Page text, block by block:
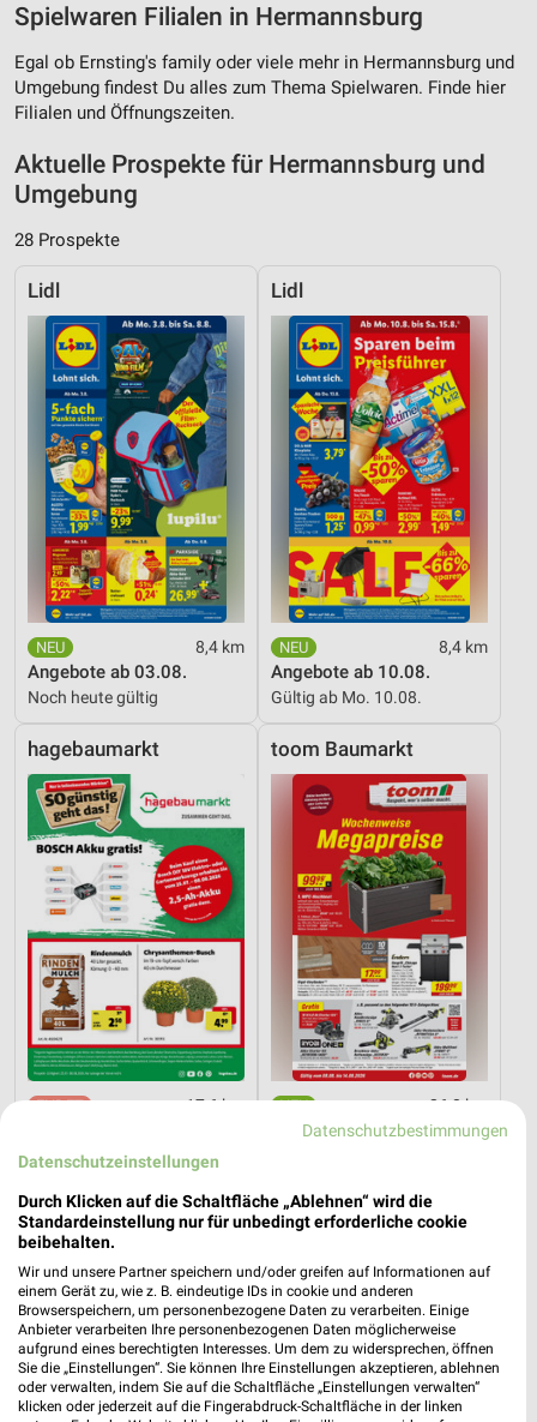
Spielwaren Filialen in Hermannsburg
Egal ob Ernsting's family oder viele mehr in Hermannsburg und
Umgebung findest Du alles zum Thema Spielwaren. Finde hier
Filialen und Öffnungszeiten.
Aktuelle Prospekte für Hermannsburg und
Umgebung
28 Prospekte
Lidl
8,4 km
Angebote ab 03.08.
Noch heute gültig
Lidl
8,4 km
Angebote ab 10.08.
Gültig ab Mo. 10.08.
hagebaumarkt
17,6 km
Noch heute gültig
toom Baumarkt
26,8 km
Angebote ab 08.08.
PENNY XXXLutz
Datenschutzbestimmungen
Datenschutzeinstellungen
Durch Klicken auf die Schaltfläche „Ablehnen“ wird die
Standardeinstellung nur für unbedingt erforderliche cookie
beibehalten.
Wir und unsere Partner speichern und/oder greifen auf Informationen auf
einem Gerät zu, wie z. B. eindeutige IDs in cookie und anderen
Browserspeichern, um personenbezogene Daten zu verarbeiten. Einige
Anbieter verarbeiten Ihre personenbezogenen Daten möglicherweise
aufgrund eines berechtigten Interesses. Um dem zu widersprechen, öffnen
Sie die „Einstellungen“. Sie können Ihre Einstellungen akzeptieren, ablehnen
oder verwalten, indem Sie auf die Schaltfläche „Einstellungen verwalten“
klicken oder jederzeit auf die Fingerabdruck-Schaltfläche in der linken